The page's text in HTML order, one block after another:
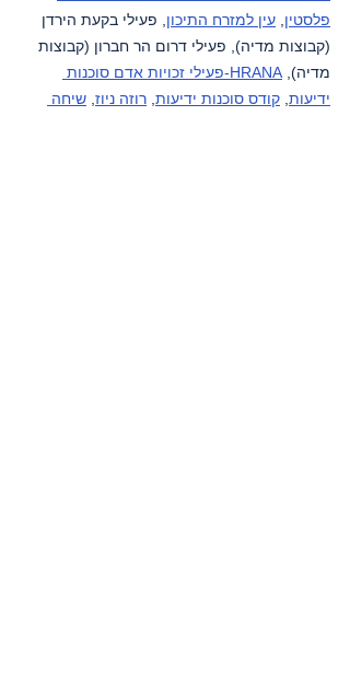
פלסטין, עין למזרח התיכון, פעילי בקעת הירדן
(קבוצות מדיה), פעילי דרום הר חברון (קבוצות
מדיה),
HRANA-פעילי זכויות אדם סוכנות
ידיעות, קודס סוכנות ידיעות, רוזה ניוז, שיחה